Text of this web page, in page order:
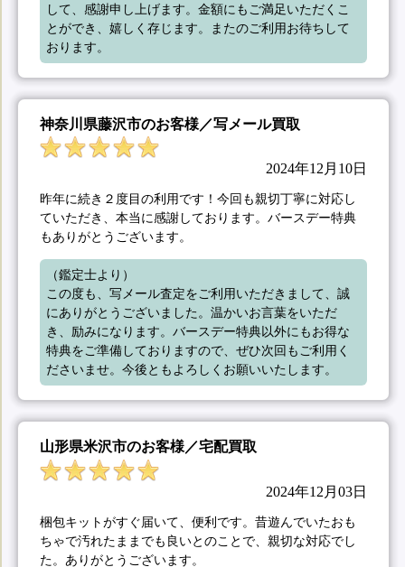
して、感謝申し上げます。金額にもご満足いただくこ
とができ、嬉しく存じます。またのご利用お待ちして
おります。
神奈川県藤沢市のお客様／写メール買取
2024年12月10日
昨年に続き２度目の利用です！今回も親切丁寧に対応し
ていただき、本当に感謝しております。バースデー特典
もありがとうございます。
（鑑定士より）
この度も、写メール査定をご利用いただきまして、誠
にありがとうございました。温かいお言葉をいただ
き、励みになります。バースデー特典以外にもお得な
特典をご準備しておりますので、ぜひ次回もご利用く
ださいませ。今後ともよろしくお願いいたします。
山形県米沢市のお客様／宅配買取
2024年12月03日
梱包キットがすぐ届いて、便利です。昔遊んでいたおも
ちゃで汚れたままでも良いとのことで、親切な対応でし
た。ありがとうございます。